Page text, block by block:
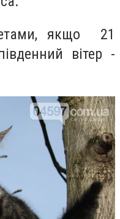
якщо 21
вітер -